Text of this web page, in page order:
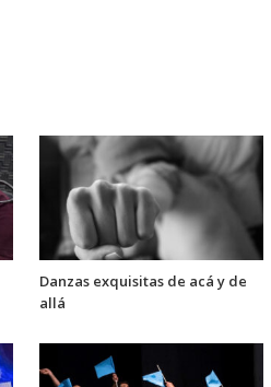
Danzas exquisitas de acá y de
allá